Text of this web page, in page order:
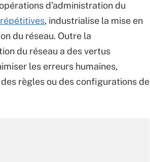
d’administration du
, industrialise la mise en
du réseau. Outre la
du réseau a des vertus
les erreurs humaines,
règles ou des configurations de